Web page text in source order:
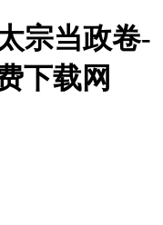
宗当政卷-
下载网